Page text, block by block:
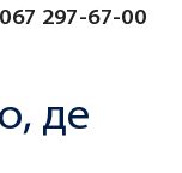
297-67-00
де